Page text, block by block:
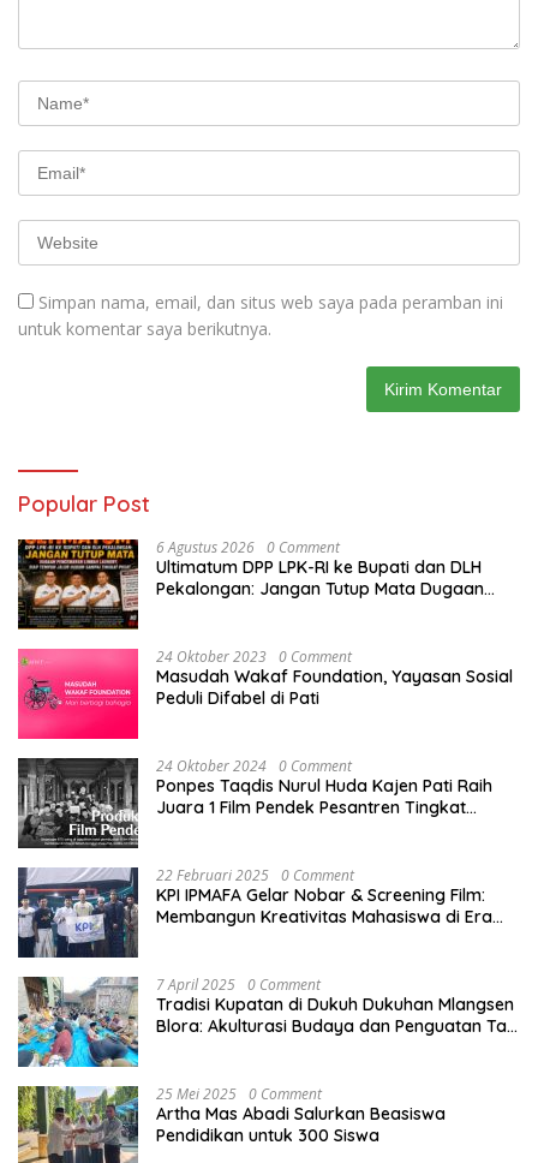
Simpan nama, email, dan situs web saya pada peramban ini
untuk komentar saya berikutnya.
Popular Post
6 Agustus 2026 0 Comment
Ultimatum DPP LPK-RI ke Bupati dan DLH
Pekalongan: Jangan Tutup Mata Dugaan
24 Oktober 2023 0 Comment
Masudah Wakaf Foundation, Yayasan Sosial
Peduli Difabel di Pati
24 Oktober 2024 0 Comment
Ponpes Taqdis Nurul Huda Kajen Pati Raih
Juara 1 Film Pendek Pesantren Tingkat
22 Februari 2025 0 Comment
KPI IPMAFA Gelar Nobar & Screening Film:
Membangun Kreativitas Mahasiswa di Era
7 April 2025 0 Comment
Tradisi Kupatan di Dukuh Dukuhan Mlangsen
Blora: Akulturasi Budaya dan Penguatan Tali
25 Mei 2025 0 Comment
Artha Mas Abadi Salurkan Beasiswa
Pendidikan untuk 300 Siswa